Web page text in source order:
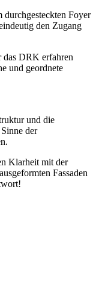
durchgesteckten Foyer
den Zugang
das DRK erfahren
und geordnete
und die
der
Klarheit mit der
Fassaden